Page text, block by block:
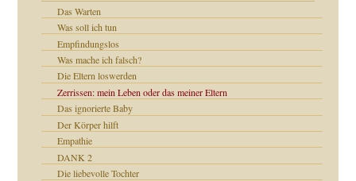
Das Warten
Was soll ich tun
Empfindungslos
Was mache ich falsch?
Die Eltern loswerden
Zerrissen: mein Leben oder das meiner Eltern
Das ignorierte Baby
Der Körper hilft
Empathie
DANK 2
Die liebevolle Tochter